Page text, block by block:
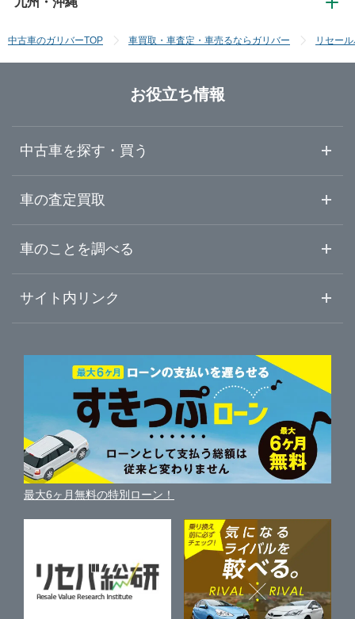
福島
栃木
長野
富山
福井
山梨
三重
大阪
京都
和歌山
中国・四国
広島
山口
愛媛
高知
熊本
鹿児島
沖縄
中古車のガリバーTOP 車買取・車査定・車売るならガリバー リセー
お役立ち情報
中古車を探す・買う
中古車情報・中古車検索
初めての中古車購入ガイド
中古車人気ランキング
自動車ローンを調べる
ガリバーの自動車ローン
車買い替えの基礎知識
近くのお店で車を探す
車の査定買取
車査定・車買取ならガリバー
ガリバーの査定が選ばれる理由
車を売る時よくある質問
便利な査定サービス
中古車買取相場（毎月更新）
車の個人売買ガイド
車のことを調べる
車初心者まとめ
新車・中古車カタログ
車の燃費を調べる
車種別クチコミ
車比較サイト
サイト内リンク
サイトマップ
サイトの使用条件
利用規約
保険代理店業務に関する基本方針
古物営業法に基づく表示
最大6ヶ月無料の特別ローン！